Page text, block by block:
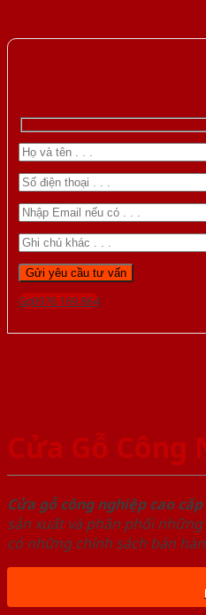
Gọi 0976.169.864
Cửa Gỗ Công
Cửa gỗ công nghiệp cao cấp
sản xuất và phân phối
có những chính sách bán